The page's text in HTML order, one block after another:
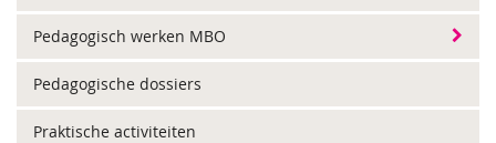
Pedagogisch werken MBO
Pedagogische dossiers
Praktische activiteiten